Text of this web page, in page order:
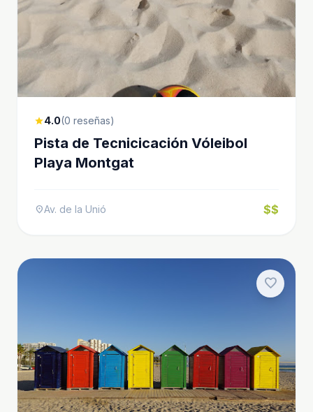
star4.0(0 reseñas)
Pista de Tecnicicación Vóleibol
Playa Montgat
location_onAv. de la Unió $$
favorite